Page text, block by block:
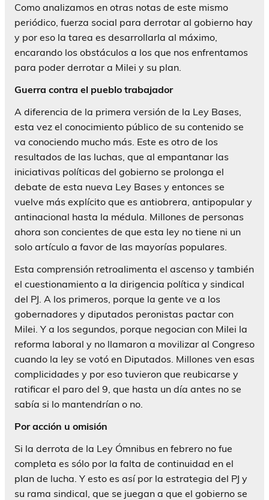
Como analizamos en otras notas de este mismo
periódico, fuerza social para derrotar al gobierno hay
y por eso la tarea es desarrollarla al máximo,
encarando los obstáculos a los que nos enfrentamos
para poder derrotar a Milei y su plan.
Guerra contra el pueblo trabajador
A diferencia de la primera versión de la Ley Bases,
esta vez el conocimiento público de su contenido se
va conociendo mucho más. Este es otro de los
resultados de las luchas, que al empantanar las
iniciativas políticas del gobierno se prolonga el
debate de esta nueva Ley Bases y entonces se
vuelve más explícito que es antiobrera, antipopular y
antinacional hasta la médula. Millones de personas
ahora son concientes de que esta ley no tiene ni un
solo artículo a favor de las mayorías populares.
Esta comprensión retroalimenta el ascenso y también
el cuestionamiento a la dirigencia política y sindical
del PJ. A los primeros, porque la gente ve a los
gobernadores y diputados peronistas pactar con
Milei. Y a los segundos, porque negocian con Milei la
reforma laboral y no llamaron a movilizar al Congreso
cuando la ley se votó en Diputados. Millones ven esas
complicidades y por eso tuvieron que reubicarse y
ratificar el paro del 9, que hasta un día antes no se
sabía si lo mantendrían o no.
Por acción u omisión
Si la derrota de la Ley Ómnibus en febrero no fue
completa es sólo por la falta de continuidad en el
plan de lucha. Y esto es así por la estrategia del PJ y
su rama sindical, que se juegan a que el gobierno se